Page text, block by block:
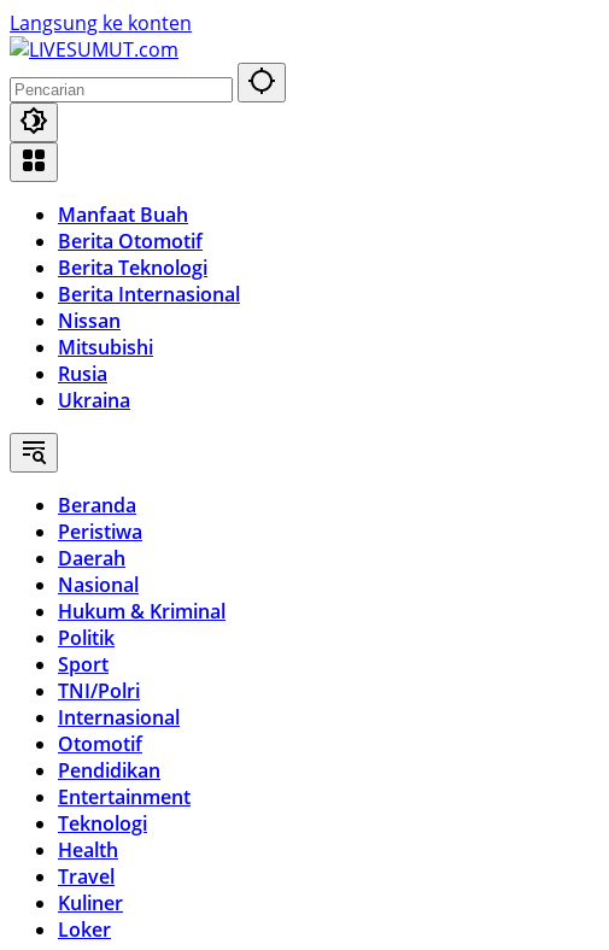
Langsung ke konten
Manfaat Buah
Berita Otomotif
Berita Teknologi
Berita Internasional
Nissan
Mitsubishi
Rusia
Ukraina
Beranda
Peristiwa
Daerah
Nasional
Hukum & Kriminal
Politik
Sport
TNI/Polri
Internasional
Otomotif
Pendidikan
Entertainment
Teknologi
Health
Travel
Kuliner
Loker